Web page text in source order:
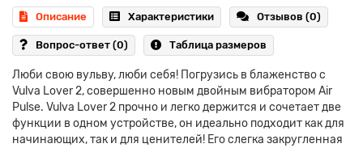
Описание Характеристики Отзывов (0)
Вопрос-ответ (0) Таблица размеров
Люби свою вульву, люби себя! Погрузись в блаженство с
Vulva Lover 2, совершенно новым двойным вибратором Air
Pulse. Vulva Lover 2 прочно и легко держится и сочетает две
функции в одном устройстве, он идеально подходит как для
начинающих, так и для ценителей! Его слегка закругленная